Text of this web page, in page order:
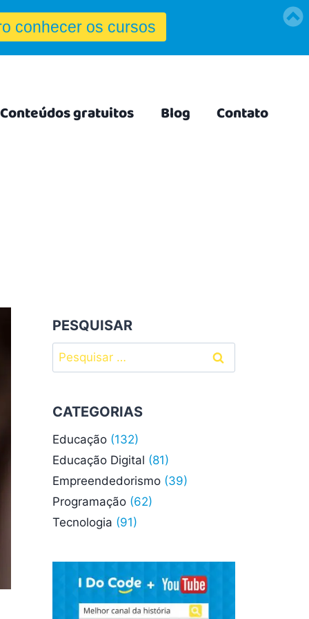
Conteúdos gratuitos Blog Contato
PESQUISAR
Pesquisar
por:
CATEGORIAS
Educação(132)
Educação Digital (81)
Empreendedorismo(39)
Programação(62)
Tecnologia (91)